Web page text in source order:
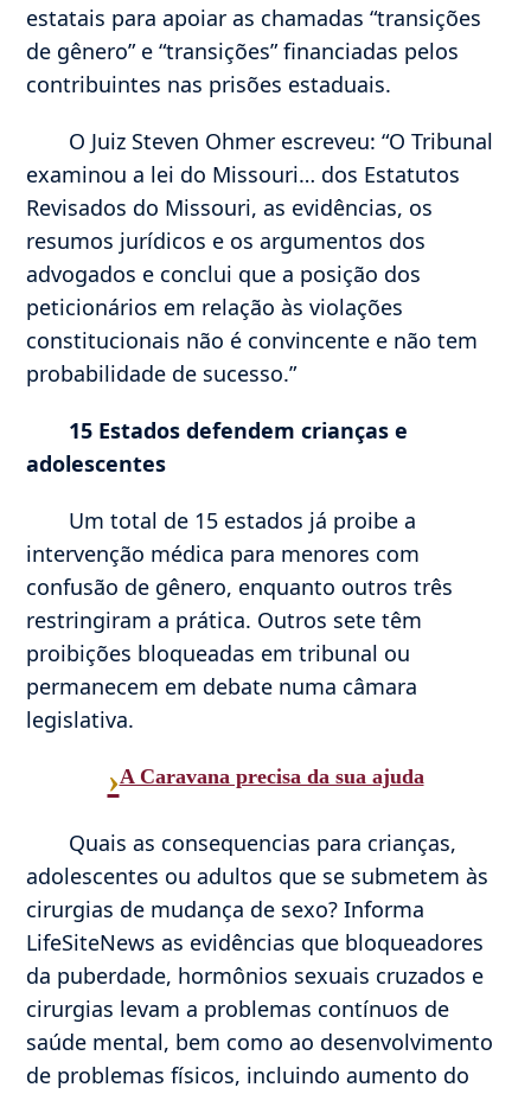
estatais para apoiar as chamadas “transições
de gênero” e “transições” financiadas pelos
contribuintes nas prisões estaduais.
O Juiz Steven Ohmer escreveu: “O Tribunal
examinou a lei do Missouri… dos Estatutos
Revisados do Missouri, as evidências, os
resumos jurídicos e os argumentos dos
advogados e conclui que a posição dos
peticionários em relação às violações
constitucionais não é convincente e não tem
probabilidade de sucesso.”
15 Estados defendem crianças e
adolescentes
Um total de 15 estados já proibe a
intervenção médica para menores com
confusão de gênero, enquanto outros três
restringiram a prática. Outros sete têm
proibições bloqueadas em tribunal ou
permanecem em debate numa câmara
legislativa.
›A Caravana precisa da sua ajuda
Quais as consequencias para crianças,
adolescentes ou adultos que se submetem às
cirurgias de mudança de sexo? Informa
LifeSiteNews as evidências que bloqueadores
da puberdade, hormônios sexuais cruzados e
cirurgias levam a problemas contínuos de
saúde mental, bem como ao desenvolvimento
de problemas físicos, incluindo aumento do